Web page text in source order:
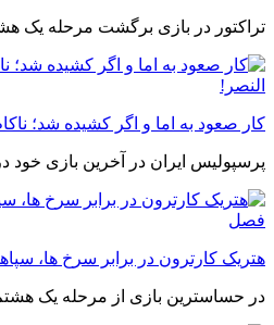
تراکتور در بازی برگشت مرحله یک
کار صعود به اما و اگر کشیده شد؛
پرسپولیس ایران در آخرین بازی خود
هتریک کارترون در برابر سرخ ها،
در حساسترین بازی از مرحله یک